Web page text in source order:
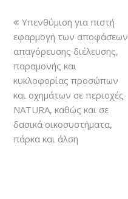
Υπενθύμιση για πιστή
εφαρμογή των αποφάσεων
απαγόρευσης διέλευσης,
παραμονής και
κυκλοφορίας προσώπων
και οχημάτων σε περιοχές
NATURA, καθώς και σε
δασικά οικοσυστήματα,
πάρκα και άλση